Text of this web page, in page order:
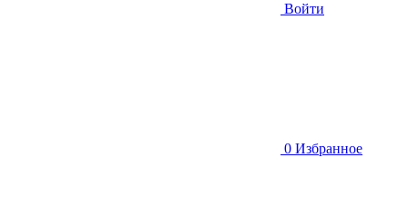
Войти
0 Избранное